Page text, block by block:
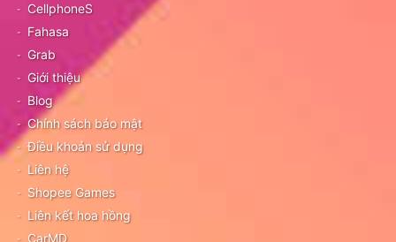
CellphoneS
Fahasa
Grab
Giới thiệu
Blog
Chính sách bảo mật
Điều khoản sử dụng
Liên hệ
Shopee Games
Liên kết hoa hồng
CarMD